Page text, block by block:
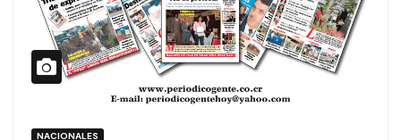
NACIONALES